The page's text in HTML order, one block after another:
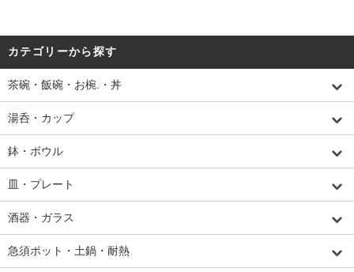
カテゴリーから探す
茶碗・飯碗・お椀.・丼
湯呑・カップ
鉢・ボウル
皿・プレート
酒器・ガラス
急須ポット・土鍋・耐熱